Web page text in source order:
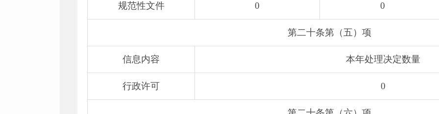
规范性文件 0 0
第二十条第（五）项
信息内容 本年处理决定数量
行政许可 0